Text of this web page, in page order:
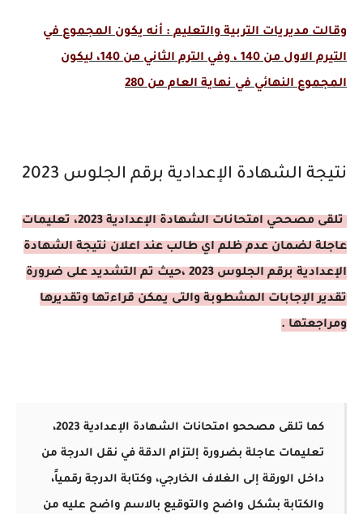
وقالت مديريات التربية والتعليم : أنه يكون المجموع في
التيرم الاول من 140 ، وفي الترم الثاني من 140، ليكون
المجموع النهائي في نهاية العام من 280
نتيجة الشهادة الإعدادية برقم الجلوس 2023
تلقى مصححي امتحانات الشهادة الإعدادية 2023، تعليمات
عاجلة لضمان عدم ظلم اي طالب عند اعلان نتيجة الشهادة
الإعدادية برقم الجلوس 2023 ،حيث تم التشديد على ضرورة
تقدير الإجابات المشطوبة والتى يمكن قراءتها وتقديرها
ومراجعتها .
كما تلقى مصححو امتحانات الشهادة الإعدادية 2023،
تعليمات عاجلة بضرورة إلتزام الدقة في نقل الدرجة من
داخل الورقة إلى الغلاف الخارجي، وكتابة الدرجة رقمياً،
والكتابة بشكل واضح والتوقيع بالاسم واضح عليه من